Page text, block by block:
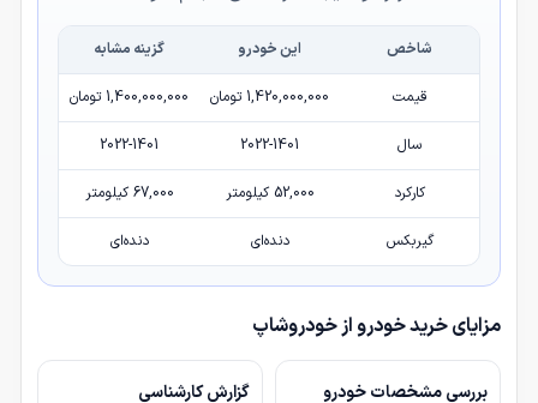
شاخص این خودرو گزینه مشابه
قیمت 1,420,000,000 تومان 1,400,000,000 تومان
سال 2022-1401
2022-1401
کارکرد 52,000 کیلومتر 67,000 کیلومتر
گیربکس دنده‌ای دنده‌ای
مزایای خرید خودرو از خودروشاپ
بررسی مشخصات خودرو گزارش کارشناسی